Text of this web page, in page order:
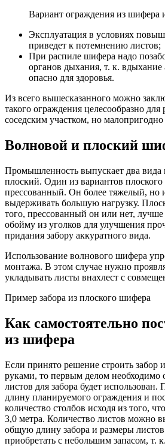
Вариант ограждения из шифера
Эксплуатация в условиях
приведет к потемнению листов;
При распиле шифера надо
органов дыхания, т. к. вдыхание
опасно для здоровья.
Из всего вышесказанного можно
такого ограждения целесообразно для
соседским участком, но
Волновой и плоский
Промышленность выпускает два
плоский. Один из вариантов
прессованный. Он более тяжелый, но
выдерживать большую нагрузку.
того, прессованный он или нет,
обойму из уголков для улучшения
придания забору аккуратного вида.
Использование волнового шифера
монтажа. В этом случае нужно
укладывать листы внахлест с
Пример забора из плоского шифера
Как самостоятельно
из шифера
Если принято решение строить забор
руками, то первым делом необходимо
листов для забора будет использован.
длину планируемого ограждения и
количество столбов исходя из того,
3,0 метра. Количество листов можно
общую длину забора и размеры
приобретать с небольшим запасом, т.